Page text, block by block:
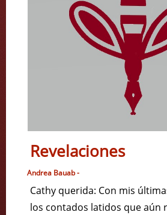
Revelaciones
Andrea Bauab -
Cathy querida: Con mis
los contados latidos que aún